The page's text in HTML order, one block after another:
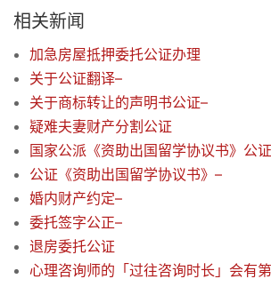
相关新闻
加急房屋抵押委托公证办理
关于公证翻译–
关于商标转让的声明书公证–
疑难夫妻财产分割公证
国家公派《资助出国留学协议书》公
公证《资助出国留学协议书》–
婚内财产约定–
委托签字公正–
退房委托公证